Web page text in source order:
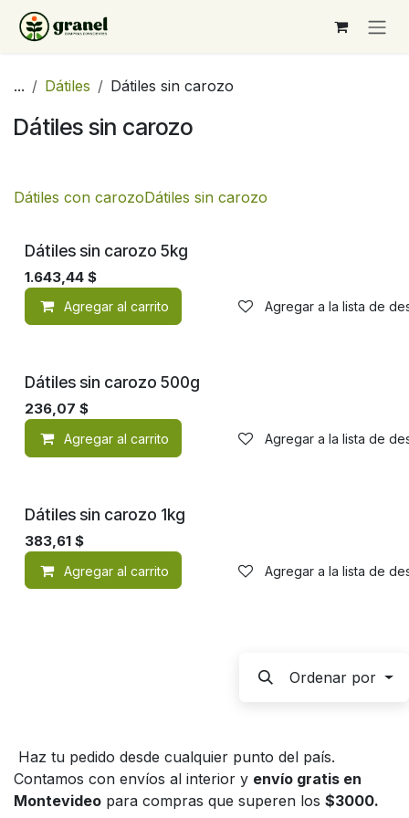
Ir al contenido
... Dátiles Dátiles sin carozo
Dátiles sin carozo
Dátiles con carozoDátiles sin carozo
Dátiles sin carozo 5kg
1.643,44 $
Agregar al carrito Agregar a la lista de
Dátiles sin carozo 500g
236,07 $
Agregar al carrito Agregar a la lista de
Dátiles sin carozo 1kg
383,61 $
Agregar al carrito Agregar a la lista de
Ordenar por
Haz tu pedido desde cualquier punto del país.
Contamos con envíos al interior y envío gratis en
Montevideo para compras que superen los $3000.